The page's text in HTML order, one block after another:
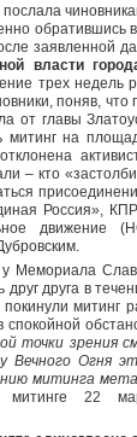
обратившись
заявленной
власти
трех недель
поняв,
от главы
митинг на
– кто
Россия»,
движение
у Мемориала
друг друга в
митинг
спокойной
точки зрения
Вечного Огня
митинга
22